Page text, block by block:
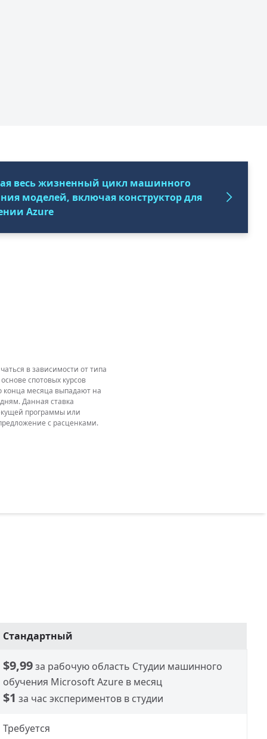
весь жизненный цикл машинного
моделей, включая конструктор для
Azure
в зависимости от типа
спотовых курсов
конца месяца выпадают на
Данная ставка
программы или
с расценками.
Стандартный
$9,99за рабочую область Студии машинного
обучения Microsoft Azure в месяц
$1 за час экспериментов в студии
Требуется